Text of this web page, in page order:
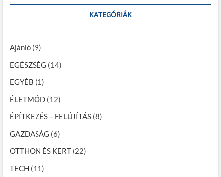
é
s
n
a
v
i
g
á
c
i
ó
r
h
KATEGÓRIÁK
Ajánló(9)
EGÉSZSÉG (14)
EGYÉB (1)
ÉLETMÓD(12)
ÉPÍTKEZÉS – FELÚJÍTÁS(8)
GAZDASÁG (6)
OTTHON ÉS KERT(22)
TECH (11)